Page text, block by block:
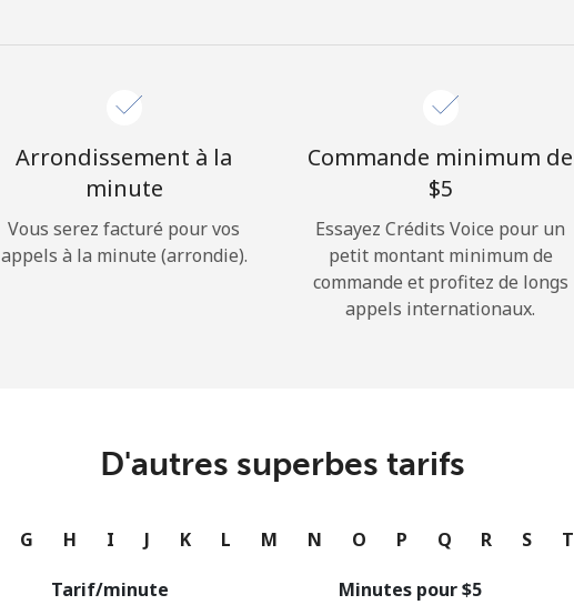
Rappel du mot de passe →
Arrondissement à la
minute
Vous serez facturé pour vos
appels à la minute (arrondie).
Commande minimum de
⁦$5⁩
Essayez Crédits Voice pour un
petit montant minimum de
commande et profitez de longs
appels internationaux.
D'autres superbes tarifs
G H I J K L M N O P Q R S T
Tarif/minute Minutes pour ⁦$5⁩